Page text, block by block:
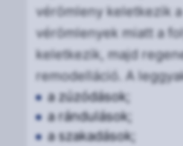
vérömleny keletkezik
vérömlenyek miatt a
keletkezik, majd
remodelláció. A
a zúzódások;
a rándulások;
a szakadások;